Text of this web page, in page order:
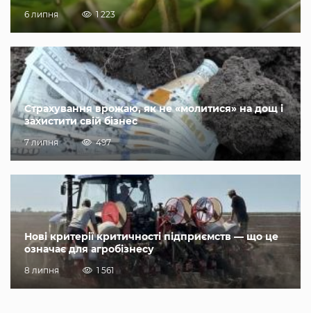
6 липня 1 223
Страхування врожаю, як не «молитися» на дощ і
захистити свій бізнес
7 липня 497
Нові критерії критичності підприємств — що це
означає для агробізнесу
8 липня 1 561